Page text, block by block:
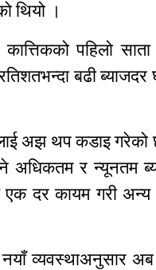
थियो ।
पहिलो साता
बढी ब्याजदर
अझ थप कडाइ
अधिकतम र न्यूनतम
दर कायम गरी अन्य
व्यवस्थाअनुसार